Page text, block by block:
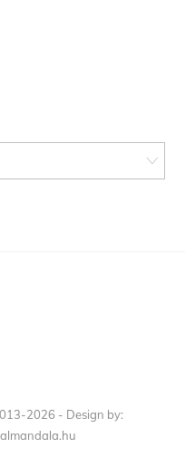
2026 - Design by: